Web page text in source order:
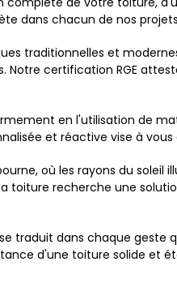
dans chacun de nos
traditionnelles et
Notre certification RGE
en l'utilisation de
et réactive vise à
où les rayons du
toiture recherche une
traduit dans chaque
d'une toiture solide et